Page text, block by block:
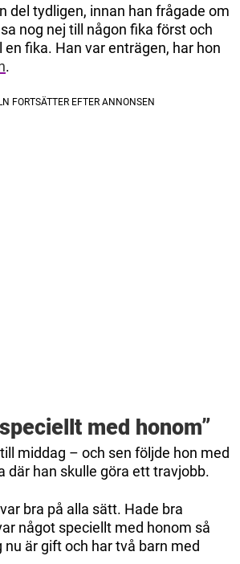
del tydligen, innan han frågade om
nog nej till någon fika först och
en fika. Han var enträgen, har hon
.
med honom”
middag – och sen följde hon med
där han skulle göra ett travjobb.
bra på alla sätt. Hade bra
något speciellt med honom så
är gift och har två barn med